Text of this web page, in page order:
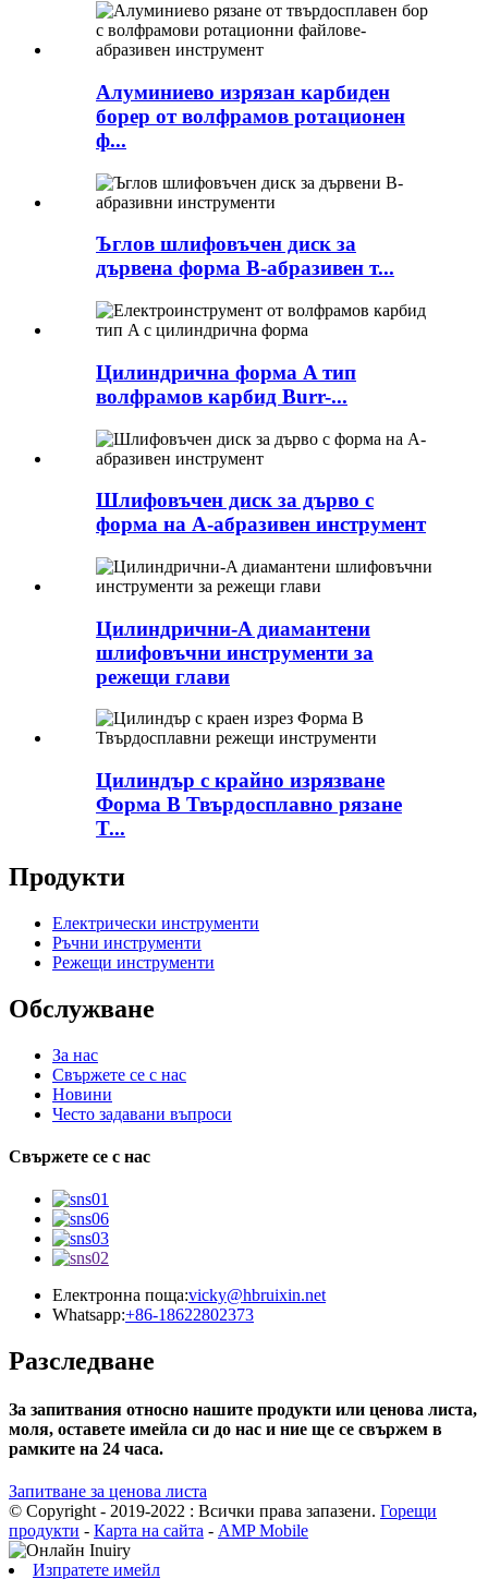
Алуминиево изрязан карбиден
борер от волфрамов ротационен
ф...
Ъглов шлифовъчен диск за
дървена форма B-абразивен т...
Цилиндрична форма A тип
волфрамов карбид Burr-...
Шлифовъчен диск за дърво с
форма на A-абразивен инструмент
Цилиндрични-A диамантени
шлифовъчни инструменти за
режещи глави
Цилиндър с крайно изрязване
Форма B Твърдосплавно рязане
T...
Продукти
Електрически инструменти
Ръчни инструменти
Режещи инструменти
Обслужване
За нас
Свържете се с нас
Новини
Често задавани въпроси
Свържете се с нас
Електронна поща:vicky@hbruixin.net
Whatsapp:+86-18622802373
Разследване
За запитвания относно нашите продукти или ценова листа,
моля, оставете имейла си до нас и ние ще се свържем в
рамките на 24 часа.
Запитване за ценова листа
© Copyright - 2019-2022 : Всички права запазени. Горещи
продукти - Карта на сайта - AMP Mobile
Изпратете имейл